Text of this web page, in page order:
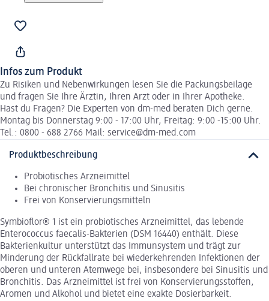
Infos zum Produkt
Zu Risiken und Nebenwirkungen lesen Sie die Packungsbeilage
und fragen Sie Ihre Ärztin, Ihren Arzt oder in Ihrer Apotheke.
Hast du Fragen? Die Experten von dm-med beraten Dich gerne.
Montag bis Donnerstag 9:00 - 17:00 Uhr, Freitag: 9:00 -15:00 Uhr.
Tel.: 0800 - 688 2766 Mail: service@dm-med.com
Produktbeschreibung
Probiotisches Arzneimittel
Bei chronischer Bronchitis und Sinusitis
Frei von Konservierungsmitteln
Symbioflor® 1 ist ein probiotisches Arzneimittel, das lebende
Enterococcus faecalis-Bakterien (DSM 16440) enthält. Diese
Bakterienkultur unterstützt das Immunsystem und trägt zur
Minderung der Rückfallrate bei wiederkehrenden Infektionen der
oberen und unteren Atemwege bei, insbesondere bei Sinusitis und
Bronchitis. Das Arzneimittel ist frei von Konservierungsstoffen,
Aromen und Alkohol und bietet eine exakte Dosierbarkeit.